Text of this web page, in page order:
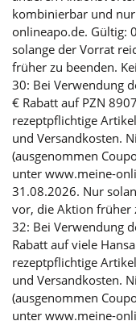
kombinierbar und
onlineapo.de. Gültig:
solange der Vorrat
früher zu beenden.
30: Bei Verwendung
€ Rabatt auf PZN
rezeptpflichtige
und Versandkosten.
(ausgenommen
unter www.meine-
31.08.2026. Nur
vor, die Aktion früher
32: Bei Verwendung
Rabatt auf viele
rezeptpflichtige
und Versandkosten.
(ausgenommen
unter www.meine-